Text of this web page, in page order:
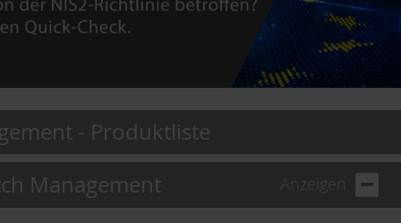
- Produktliste
Management
Anzeigen